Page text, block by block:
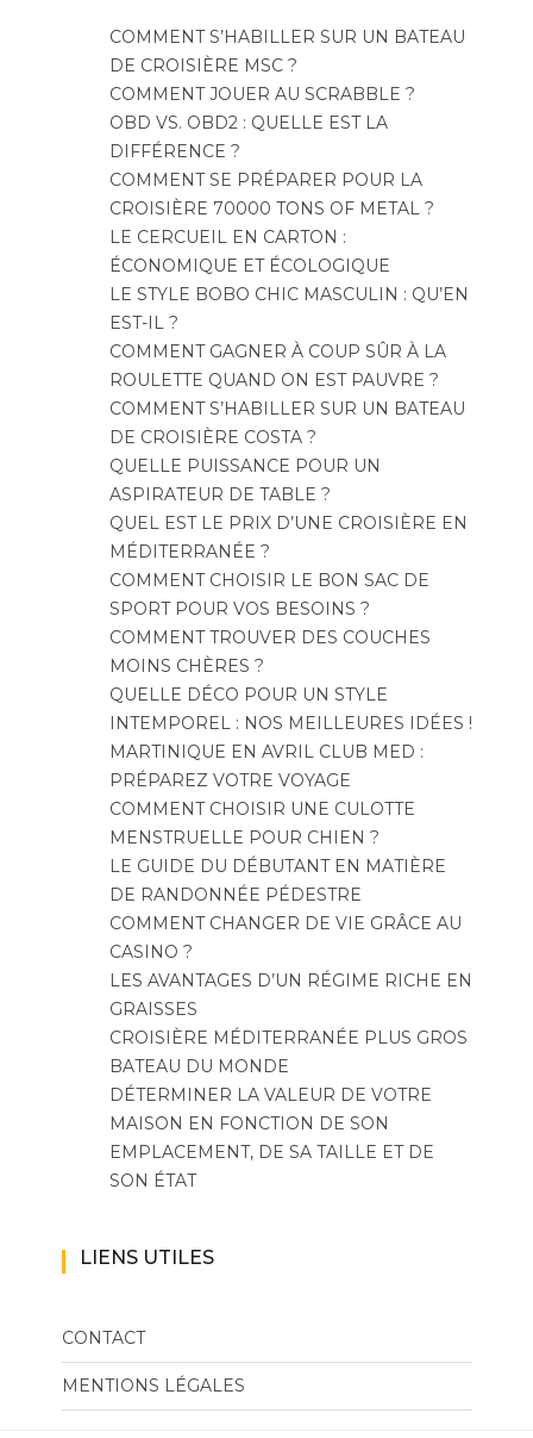
COMMENT S’HABILLER SUR UN BATEAU
DE CROISIÈRE MSC ?
COMMENT JOUER AU SCRABBLE ?
OBD VS. OBD2 : QUELLE EST LA
DIFFÉRENCE ?
COMMENT SE PRÉPARER POUR LA
CROISIÈRE 70000 TONS OF METAL ?
LE CERCUEIL EN CARTON :
ÉCONOMIQUE ET ÉCOLOGIQUE
LE STYLE BOBO CHIC MASCULIN : QU’EN
EST-IL ?
COMMENT GAGNER À COUP SÛR À LA
ROULETTE QUAND ON EST PAUVRE ?
COMMENT S’HABILLER SUR UN BATEAU
DE CROISIÈRE COSTA ?
QUELLE PUISSANCE POUR UN
ASPIRATEUR DE TABLE ?
QUEL EST LE PRIX D’UNE CROISIÈRE EN
MÉDITERRANÉE ?
COMMENT CHOISIR LE BON SAC DE
SPORT POUR VOS BESOINS ?
COMMENT TROUVER DES COUCHES
MOINS CHÈRES ?
QUELLE DÉCO POUR UN STYLE
INTEMPOREL : NOS MEILLEURES IDÉES !
MARTINIQUE EN AVRIL CLUB MED :
PRÉPAREZ VOTRE VOYAGE
COMMENT CHOISIR UNE CULOTTE
MENSTRUELLE POUR CHIEN ?
LE GUIDE DU DÉBUTANT EN MATIÈRE
DE RANDONNÉE PÉDESTRE
COMMENT CHANGER DE VIE GRÂCE AU
CASINO ?
LES AVANTAGES D’UN RÉGIME RICHE EN
GRAISSES
CROISIÈRE MÉDITERRANÉE PLUS GROS
BATEAU DU MONDE
DÉTERMINER LA VALEUR DE VOTRE
MAISON EN FONCTION DE SON
EMPLACEMENT, DE SA TAILLE ET DE
SON ÉTAT
LIENS UTILES
CONTACT
MENTIONS LÉGALES